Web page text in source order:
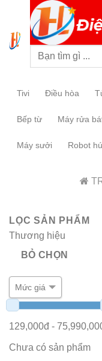
Tivi Điều hòa
Bếp từ Máy rửa
Máy sưởi Robot
LỌC SẢN PHẨM
Thương hiệu
BỎ CHỌN
Mức giá
129,000đ -
Chưa có sản phẩm